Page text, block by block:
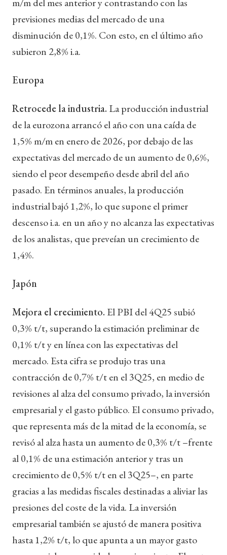
previsiones medias del mercado de una
disminución de 0,1%. Con esto, en el último año
subieron 2,8% i.a.
Europa
Retrocede la industria. La producción industrial
de la eurozona arrancó el año con una caída de
1,5% m/m en enero de 2026, por debajo de las
expectativas del mercado de un aumento de 0,6%,
siendo el peor desempeño desde abril del año
pasado. En términos anuales, la producción
industrial bajó 1,2%, lo que supone el primer
descenso i.a. en un año y no alcanza las expectativas
de los analistas, que preveían un crecimiento de
1,4%.
Japón
Mejora el crecimiento. El PBI del 4Q25 subió
0,3% t/t, superando la estimación preliminar de
0,1% t/t y en línea con las expectativas del
mercado. Esta cifra se produjo tras una
contracción de 0,7% t/t en el 3Q25, en medio de
revisiones al alza del consumo privado, la inversión
empresarial y el gasto público. El consumo privado,
que representa más de la mitad de la economía, se
revisó al alza hasta un aumento de 0,3% t/t –frente
al 0,1% de una estimación anterior y tras un
crecimiento de 0,5% t/t en el 3Q25–, en parte
gracias a las medidas fiscales destinadas a aliviar las
presiones del coste de la vida. La inversión
empresarial también se ajustó de manera positiva
hasta 1,2% t/t, lo que apunta a un mayor gasto